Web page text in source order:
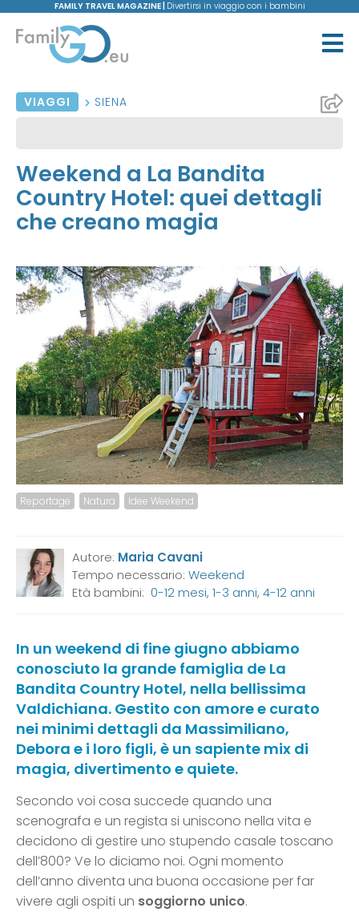
FAMILY TRAVEL MAGAZINE | Divertirsi in viaggio con i bambini
VIAGGI SIENA
Weekend a La Bandita
Country Hotel: quei dettagli
che creano magia
Reportage Natura Idee Weekend
Autore: Maria Cavani
Tempo necessario: Weekend
Età bambini: 0-12 mesi, 1-3 anni, 4-12 anni
In un weekend di fine giugno abbiamo
conosciuto la grande famiglia de La
Bandita Country Hotel, nella bellissima
Valdichiana. Gestito con amore e curato
nei minimi dettagli da Massimiliano,
Debora e i loro figli, è un sapiente mix di
magia, divertimento e quiete.
Secondo voi cosa succede quando una
scenografa e un regista si uniscono nella vita e
decidono di gestire uno stupendo casale toscano
dell’800? Ve lo diciamo noi. Ogni momento
dell’anno diventa una buona occasione per far
vivere agli ospiti un soggiorno unico.